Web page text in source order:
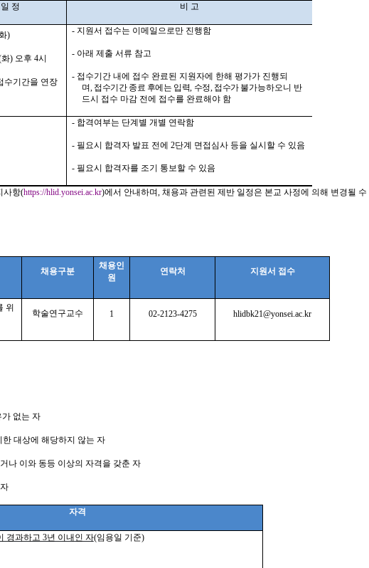
일 정 비 고
)
화) 오후 4시
수기간을 연장
- 지원서 접수는 이메일으로만 진행함
- 아래 제출 서류 참고
- 접수기간 내에 접수 완료된 지원자에 한해 평가가 진행되
며 접수기간 종료 후에는 입력 수정 접수가 불가능하오니 반
드시 접수 마감 전에 접수를 완료해야 함
- 합격여부는 단계별 개별 연락함
- 필요시 합격자 발표 전에 2단계 면접심사 등을 실시할 수 있음
- 필요시 합격자를 조기 통보할 수 있음
사항(https://hlid.yonsei.ac.kr)에서 안내하며 채용과 관련된 제반 일정은 본교 사정에 의해 변경될 수
채용구분
채용인
원
연락처 지원서 접수
위
학술연구교수 1 02-2123-4275 hlidbk21@yonsei.ac.kr
없는 자
대상에 해당하지 않는 자
나 이와 동등 이상의 자격을 갖춘 자
자격
경과하고 3년 이내인 자(임용일 기준)